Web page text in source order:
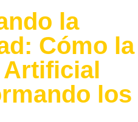
la
Cómo la
Artificial
los